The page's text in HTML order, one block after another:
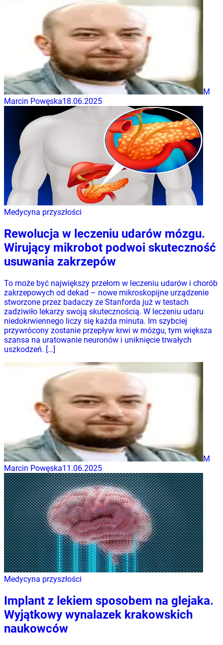
M
Marcin Powęska18.06.2025
Medycyna przyszłości
Rewolucja w leczeniu udarów mózgu.
Wirujący mikrobot podwoi skuteczność
usuwania zakrzepów
To może być największy przełom w leczeniu udarów i chorób
zakrzepowych od dekad – nowe mikroskopijne urządzenie
stworzone przez badaczy ze Stanforda już w testach
zadziwiło lekarzy swoją skutecznością. W leczeniu udaru
niedokrwiennego liczy się każda minuta. Im szybciej
przywrócony zostanie przepływ krwi w mózgu, tym większa
szansa na uratowanie neuronów i uniknięcie trwałych
uszkodzeń. […]
M
Marcin Powęska11.06.2025
Medycyna przyszłości
Implant z lekiem sposobem na glejaka.
Wyjątkowy wynalazek krakowskich
naukowców